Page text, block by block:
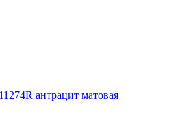
антрацит матовая